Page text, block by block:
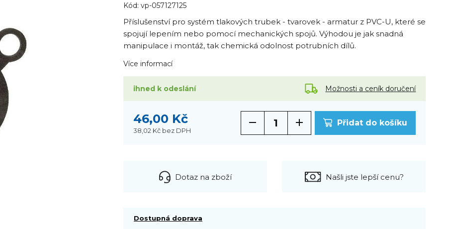
Kód: vp-057127125
Příslušenství pro systém tlakových trubek - tvarovek - armatur z PVC-U, které se
spojují lepením nebo pomocí mechanických spojů. Výhodou je jak snadná
manipulace i montáž, tak chemická odolnost potrubních dílů.
Více informací
ihned k odeslání Možnosti a ceník doručení
46,00 Kč
38,02 Kč bez DPH
Přidat do košíku
Dotaz na zboží Našli jste lepší cenu?
Dostupná doprava